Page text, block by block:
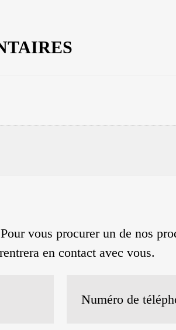
vous procurer un de nos
en contact avec vous.